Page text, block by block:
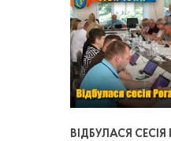
ВІДБУЛАСЯ СЕСІЯ